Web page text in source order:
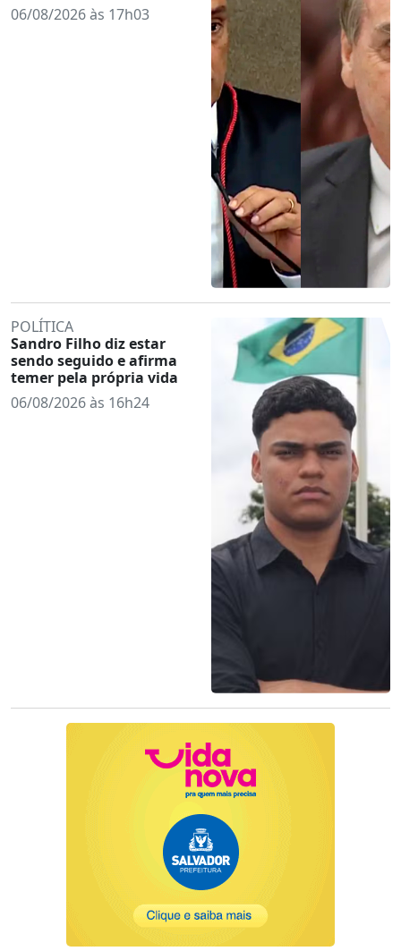
06/08/2026 às 17h03
POLÍTICA
Sandro Filho diz estar
sendo seguido e afirma
temer pela própria vida
06/08/2026 às 16h24